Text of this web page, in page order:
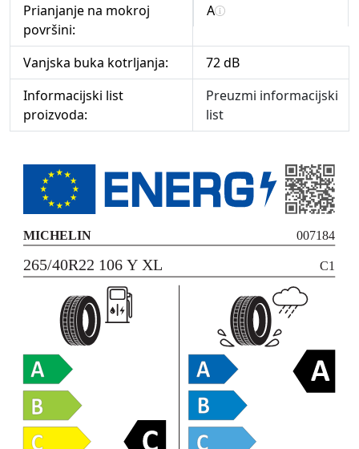
Prianjanje na mokroj
površini:
A
Vanjska buka kotrljanja:
72 dB
Informacijski list
proizvoda:
Preuzmi informacijski
list